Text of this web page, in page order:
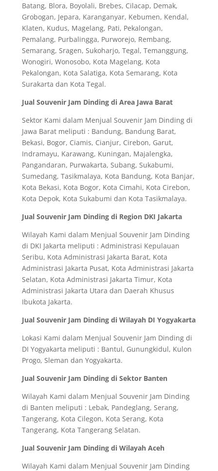
Batang, Blora, Boyolali, Brebes, Cilacap, Demak,
Grobogan, Jepara, Karanganyar, Kebumen, Kendal,
Klaten, Kudus, Magelang, Pati, Pekalongan,
Pemalang, Purbalingga, Purworejo, Rembang,
Semarang, Sragen, Sukoharjo, Tegal, Temanggung,
Wonogiri, Wonosobo, Kota Magelang, Kota
Pekalongan, Kota Salatiga, Kota Semarang, Kota
Surakarta dan Kota Tegal.
Jual Souvenir Jam Dinding di Area Jawa Barat
Sektor Kami dalam Menjual Souvenir Jam Dinding di
Jawa Barat meliputi : Bandung, Bandung Barat,
Bekasi, Bogor, Ciamis, Cianjur, Cirebon, Garut,
Indramayu, Karawang, Kuningan, Majalengka,
Pangandaran, Purwakarta, Subang, Sukabumi,
Sumedang, Tasikmalaya, Kota Bandung, Kota Banjar,
Kota Bekasi, Kota Bogor, Kota Cimahi, Kota Cirebon,
Kota Depok, Kota Sukabumi dan Kota Tasikmalaya.
Jual Souvenir Jam Dinding di Region DKI Jakarta
Wilayah Kami dalam Menjual Souvenir Jam Dinding
di DKI Jakarta meliputi : Administrasi Kepulauan
Seribu, Kota Administrasi Jakarta Barat, Kota
Administrasi Jakarta Pusat, Kota Administrasi Jakarta
Selatan, Kota Administrasi Jakarta Timur, Kota
Administrasi Jakarta Utara dan Daerah Khusus
Ibukota Jakarta.
Jual Souvenir Jam Dinding di Wilayah DI Yogyakarta
Lokasi Kami dalam Menjual Souvenir Jam Dinding di
DI Yogyakarta meliputi : Bantul, Gunungkidul, Kulon
Progo, Sleman dan Yogyakarta.
Jual Souvenir Jam Dinding di Sektor Banten
Wilayah Kami dalam Menjual Souvenir Jam Dinding
di Banten meliputi : Lebak, Pandeglang, Serang,
Tangerang, Kota Cilegon, Kota Serang, Kota
Tangerang, Kota Tangerang Selatan.
Jual Souvenir Jam Dinding di Wilayah Aceh
Wilayah Kami dalam Menjual Souvenir Jam Dinding